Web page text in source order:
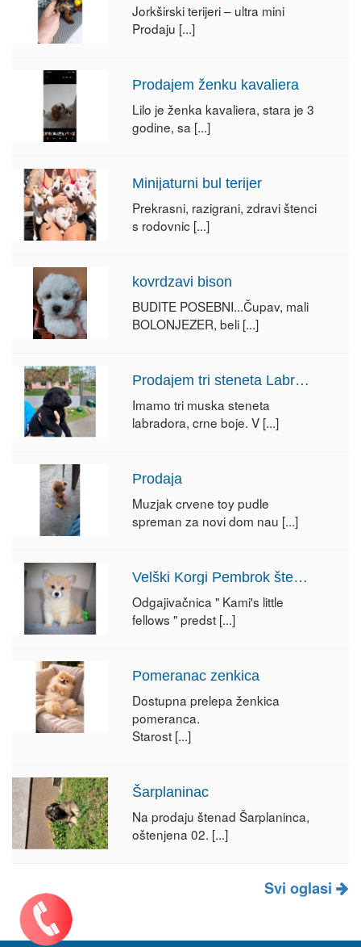
Jorkširski terijeri – ultra mini
Prodaju [...]
Prodajem ženku kavaliera
Lilo je ženka kavaliera, stara je 3
godine, sa [...]
Minijaturni bul terijer
Prekrasni, razigrani, zdravi štenci
s rodovnic [...]
kovrdzavi bison
BUDITE POSEBNI...Čupav, mali
BOLONJEZER, beli [...]
Prodajem tri steneta Labradora
Imamo tri muska steneta
labradora, crne boje. V [...]
Prodaja
Muzjak crvene toy pudle
spreman za novi dom nau [...]
Velški Korgi Pembrok štenci
Odgajivačnica " Kami's little
fellows " predst [...]
Pomeranac zenkica
Dostupna prelepa ženkica
pomeranca.
Starost [...]
Šarplaninac
Na prodaju štenad Šarplaninca,
oštenjena 02. [...]
Svi oglasi